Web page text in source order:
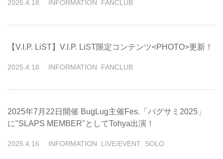
2025 4 18 INFORMATION FANCLUB
【V.I.P. LiST】V.I.P. LiST限定コンテンツ<PHOTO>更新！
2025 4 18 INFORMATION FANCLUB
2025年7月22日開催 BugLug主催Fes.「バグサミ2025」
に"SLAPS MEMBER"としてTohya出演！
2025 4 16 INFORMATION LIVE/EVENT SOLO